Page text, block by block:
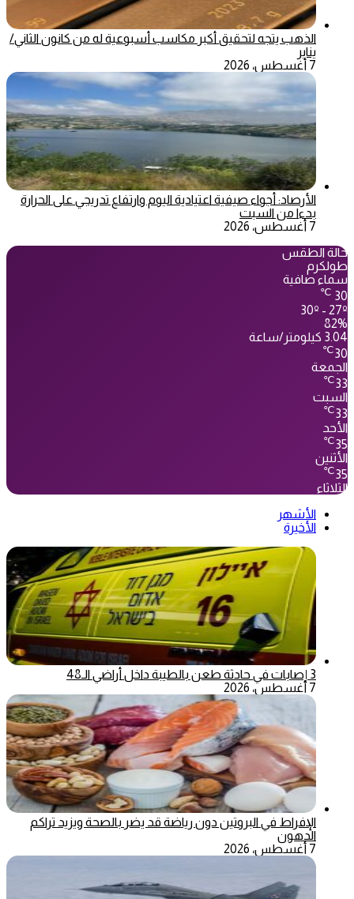
الذهب يتجه لتحقيق أكبر مكاسب أسبوعية له من كانون الثاني/
يناير
7 أغسطس، 2026
الأرصاد: أجواء صيفية اعتيادية اليوم وارتفاع تدريجي على الحرارة
بدءا من السبت
7 أغسطس، 2026
حالة الطقس
طولكرم
سماء صافية
30
℃
30º - 27º
82%
3.04 كيلومتر/ساعة
30
℃
الجمعة
33
℃
السبت
33
℃
الأحد
35
℃
الأثنين
35
℃
الثلاثاء
الأشهر
الأخيرة
3 إصابات في حادثة طعن بالطيبة داخل أراضي الـ48
7 أغسطس، 2026
الإفراط في البروتين دون رياضة قد يضر بالصحة ويزيد تراكم
الدهون
7 أغسطس، 2026